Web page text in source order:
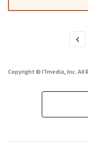
Copyright © ITmedia, Inc. All